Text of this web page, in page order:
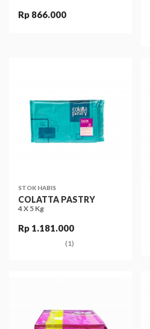
Rp 866.000
STOK HABIS
COLATTA PASTRY
4 X 5 Kg
Rp 1.181.000
(1)